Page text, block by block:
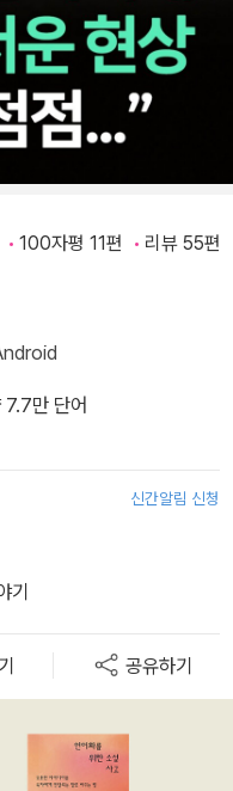
100자평 11편 리뷰 55편
만 단어
신간알림 신청
기
공유하기